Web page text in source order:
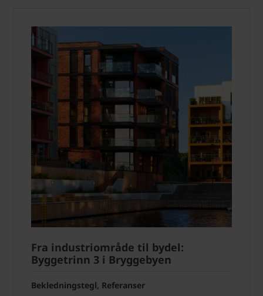
Fra industriområde til bydel:
Byggetrinn 3 i Bryggebyen
Bekledningstegl, Referanser